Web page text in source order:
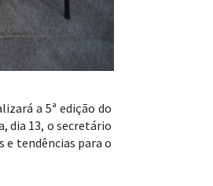
a 5ª edição do
dia 13, o secretário
e tendências para o